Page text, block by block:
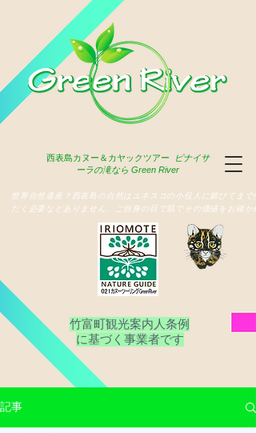
西表島カヌー＆カヤックツアー
ピナイサ
ーラの滝なら Green River
竹富町観光案内人条例
​に基づく事業者です
世界自然遺産？西表島の自然はユネスコの小役人に媚びてまで
だく必要などありません、ご自身の目で肌でその価値をお確か
記事